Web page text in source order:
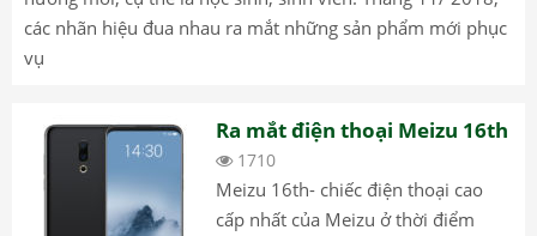
các nhãn hiệu đua nhau ra mắt những sản phẩm mới phục
vụ
Ra mắt điện thoại Meizu 16th
1710
Meizu 16th- chiếc điện thoại cao
cấp nhất của Meizu ở thời điểm